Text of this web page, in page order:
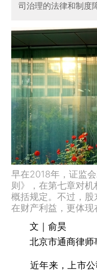
司治理的法律和制度
早在2018年，证监
则》，在第七章对
概括规定。不过，
在财产利益，更体
文｜俞昊
北京市通商律师
近年来，上市公